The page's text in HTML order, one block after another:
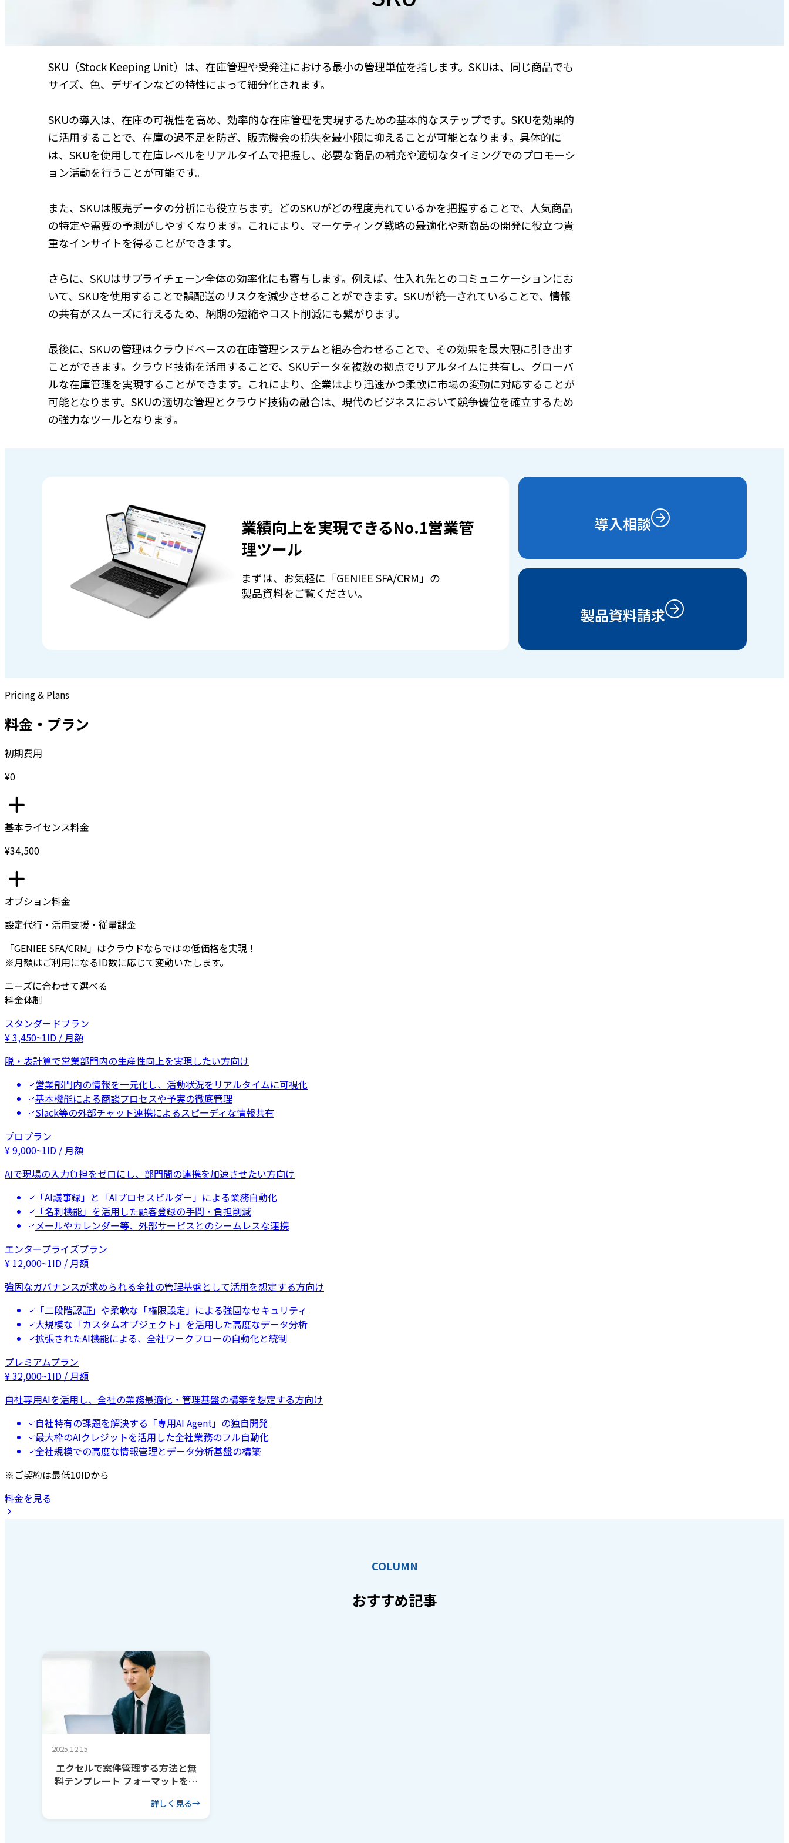
SKU（Stock Keeping Unit）は、在庫管理や受発注における最小の管理単位を指します。SKUは、同じ商品でも
サイズ、色、デザインなどの特性によって細分化されます。
SKUの導入は、在庫の可視性を高め、効率的な在庫管理を実現するための基本的なステップです。SKUを効果的
に活用することで、在庫の過不足を防ぎ、販売機会の損失を最小限に抑えることが可能となります。具体的に
は、SKUを使用して在庫レベルをリアルタイムで把握し、必要な商品の補充や適切なタイミングでのプロモーシ
ョン活動を行うことが可能です。
また、SKUは販売データの分析にも役立ちます。どのSKUがどの程度売れているかを把握することで、人気商品
の特定や需要の予測がしやすくなります。これにより、マーケティング戦略の最適化や新商品の開発に役立つ貴
重なインサイトを得ることができます。
さらに、SKUはサプライチェーン全体の効率化にも寄与します。例えば、仕入れ先とのコミュニケーションにお
いて、SKUを使用することで誤配送のリスクを減少させることができます。SKUが統一されていることで、情報
の共有がスムーズに行えるため、納期の短縮やコスト削減にも繋がります。
最後に、SKUの管理はクラウドベースの在庫管理システムと組み合わせることで、その効果を最大限に引き出す
ことができます。クラウド技術を活用することで、SKUデータを複数の拠点でリアルタイムに共有し、グローバ
ルな在庫管理を実現することができます。これにより、企業はより迅速かつ柔軟に市場の変動に対応することが
可能となります。SKUの適切な管理とクラウド技術の融合は、現代のビジネスにおいて競争優位を確立するため
の強力なツールとなります。
業績向上を実現できるNo.1営業管
理ツール
まずは、お気軽に「GENIEE SFA/CRM」の
製品資料をご覧ください。
導入相談
製品資料請求
Pricing & Plans
料金・プラン
初期費用
¥0
基本ライセンス料金
¥34,500
オプション料金
設定代行・活用支援・従量課金
「GENIEE SFA/CRM」はクラウドならではの低価格を実現！
※月額はご利用になるID数に応じて変動いたします。
ニーズに合わせて選べる
料金体制
スタンダードプラン
¥3,450~1ID / 月額
脱・表計算で営業部門内の生産性向上を実現したい方向け
営業部門内の情報を一元化し、活動状況をリアルタイムに可視化
基本機能による商談プロセスや予実の徹底管理
Slack等の外部チャット連携によるスピーディな情報共有
プロプラン
¥9,000~1ID / 月額
AIで現場の入力負担をゼロにし、部門間の連携を加速させたい方向け
「AI議事録」と「AIプロセスビルダー」による業務自動化
「名刺機能」を活用した顧客登録の手間・負担削減
メールやカレンダー等、外部サービスとのシームレスな連携
エンタープライズプラン
¥ 12,000~1ID / 月額
強固なガバナンスが求められる全社の管理基盤として活用を想定する方向け
「二段階認証」や柔軟な「権限設定」による強固なセキュリティ
大規模な「カスタムオブジェクト」を活用した高度なデータ分析
拡張されたAI機能による、全社ワークフローの自動化と統制
プレミアムプラン
¥32,000~1ID / 月額
自社専用AIを活用し、全社の業務最適化・管理基盤の構築を想定する方向け
自社特有の課題を解決する「専用AI Agent」の独自開発
最大枠のAIクレジットを活用した全社業務のフル自動化
全社規模での高度な情報管理とデータ分析基盤の構築
※ご契約は最低10IDから
料金を見る
COLUMN
おすすめ記事
2025.12.15
エクセルで案件管理する方法と無
料テンプレート フォーマットを作
詳しく見る